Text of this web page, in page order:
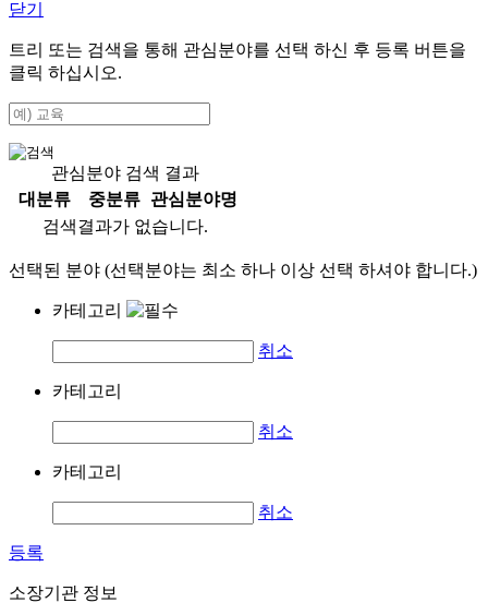
닫기
트리 또는 검색을 통해 관심분야를 선택 하신 후 등록 버튼을
클릭 하십시오.
관심분야 검색 결과
대분류
중분류
관심분야명
검색결과가 없습니다.
선택된 분야 (선택분야는 최소 하나 이상 선택 하셔야 합니다.)
카테고리
취소
카테고리
취소
카테고리
취소
등록
소장기관 정보